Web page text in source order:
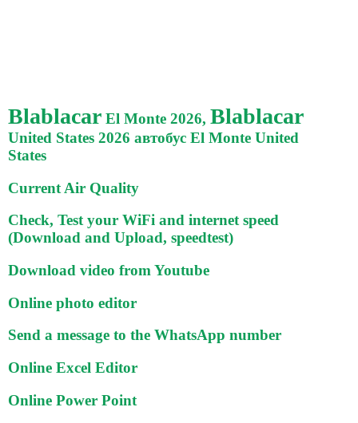
Blablacar El Monte 2026, Blablacar
United States 2026 автобус El Monte United
States
Current Air Quality
Check, Test your WiFi and internet speed
(Download and Upload, speedtest)
Download video from Youtube
Online photo editor
Send a message to the WhatsApp number
Online Excel Editor
Online Power Point